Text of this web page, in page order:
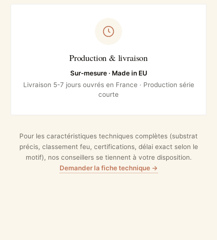
Production & livraison
Sur-mesure · Made in EU
Livraison 5-7 jours ouvrés en France · Production série
courte
Pour les caractéristiques techniques complètes (substrat
précis, classement feu, certifications, délai exact selon le
motif), nos conseillers se tiennent à votre disposition.
Demander la fiche technique →